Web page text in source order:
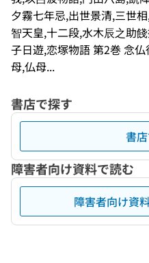
夕霧七年忌,出世景清,三世
智天皇,十二段,水木辰之助
子日遊,恋塚物語 第2巻 念
母,仏母...
書店で探す
書
障害者向け資料で読む
障害者向け資